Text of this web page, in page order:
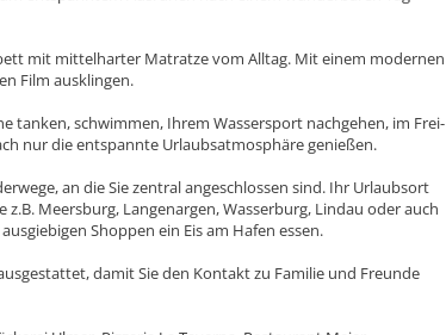
mit mittelharter Matratze vom Alltag. Mit einem modernen
Film ausklingen.
tanken, schwimmen, Ihrem Wassersport nachgehen, im Frei-
nur die entspannte Urlaubsatmosphäre genießen.
an die Sie zentral angeschlossen sind. Ihr Urlaubsort
Meersburg, Langenargen, Wasserburg, Lindau oder auch
Shoppen ein Eis am Hafen essen.
damit Sie den Kontakt zu Familie und Freunde